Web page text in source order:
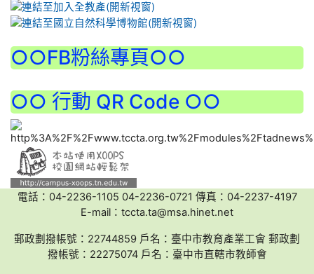
○○FB粉絲專頁○○
○○ 行動 QR Code ○○
電話：04-2236-1105 04-2236-0721 傳真：04-2237-4197
E-mail：tccta.ta@msa.hinet.net
郵政劃撥帳號：22744859 戶名：臺中市教育產業工會 郵政劃
撥帳號：22275074 戶名：臺中市直轄市教師會